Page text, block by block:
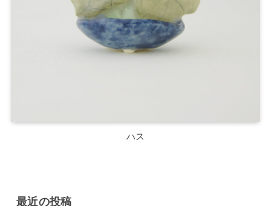
ハス
最近の投稿